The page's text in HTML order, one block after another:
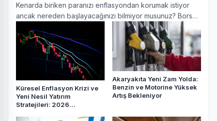
Kenarda biriken paranızı enflasyondan korumak istiyor
ancak nereden başlayacağınızı bilmiyor musunuz? Borsa
nedir, hisse senedi nasıl alınır? Yeni başlayanlar için risksiz
borsa kuralları.
Küresel Enflasyon Krizi ve
Yeni Nesil Yatırım
Stratejileri: 2026
Akaryakıta Yeni Zam Yolda:
Benzin ve Motorine Yüksek
Artış Bekleniyor